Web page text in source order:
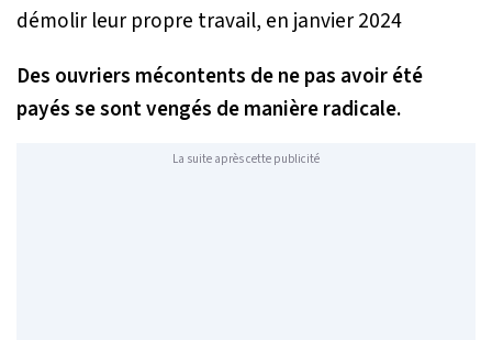
Des ouvriers mécontents de ne pas avoir été
payés se sont vengés de manière radicale.
La suite après cette publicité